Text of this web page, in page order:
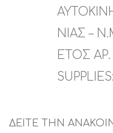
ΝΙΑΣ –
ΕΤΟΣ ΑΡ.
ΔΕΙΤΕ ΤΗΝ